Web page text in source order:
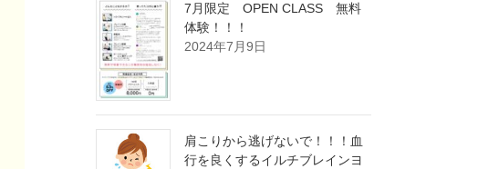
7月限定 OPEN CLASS 無料
体験！！！
2024年7月9日
肩こりから逃げないで！！！血
行を良くするイルチブレインヨ